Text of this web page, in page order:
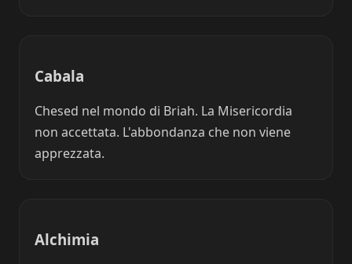
Cabala
Chesed nel mondo di Briah. La Misericordia
non accettata. L'abbondanza che non viene
apprezzata.
Alchimia